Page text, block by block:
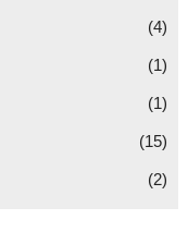
(4)
(1)
(1)
(15)
(2)